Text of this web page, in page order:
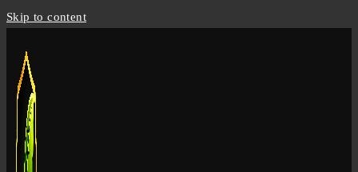
Skip to content